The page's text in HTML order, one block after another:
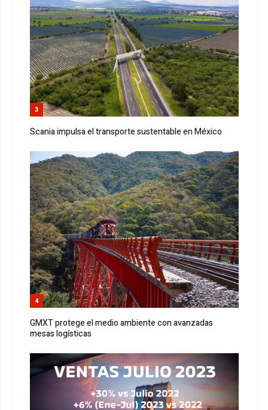
3
Scania impulsa el transporte sustentable en México
4
GMXT protege el medio ambiente con avanzadas
mesas logísticas